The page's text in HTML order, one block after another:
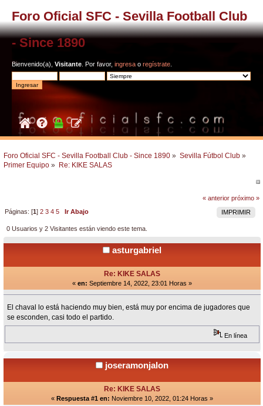
Foro Oficial SFC - Sevilla Football Club
- Since 1890
Bienvenido(a), Visitante . Por favor, ingresa o regístrate
Foro Oficial SFC - Sevilla Football Club - Since 1890 » Sevilla Fútbol Club »
Primer Equipo » Re: KIKE SALAS
« anterior próximo »
IMPRIMIR
Páginas: [1]2 3 4 5 Ir Abajo
0 Usuarios y 2 Visitantes están viendo este tema.
asturgabriel
Re: KIKE SALAS
« en: Septiembre 14, 2022, 23:01 Horas »
El chaval lo está haciendo muy bien, está muy por encima de jugadores que
se esconden, casi todo el partido.
En línea
joseramonjalon
Re: KIKE SALAS
« Respuesta #1 en: Noviembre 10, 2022, 01:24 Horas »